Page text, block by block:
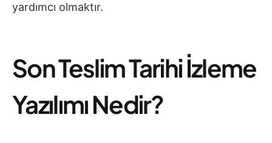
yardımcı olmaktır.
Son Teslim Tarihi İzleme
Yazılımı Nedir?